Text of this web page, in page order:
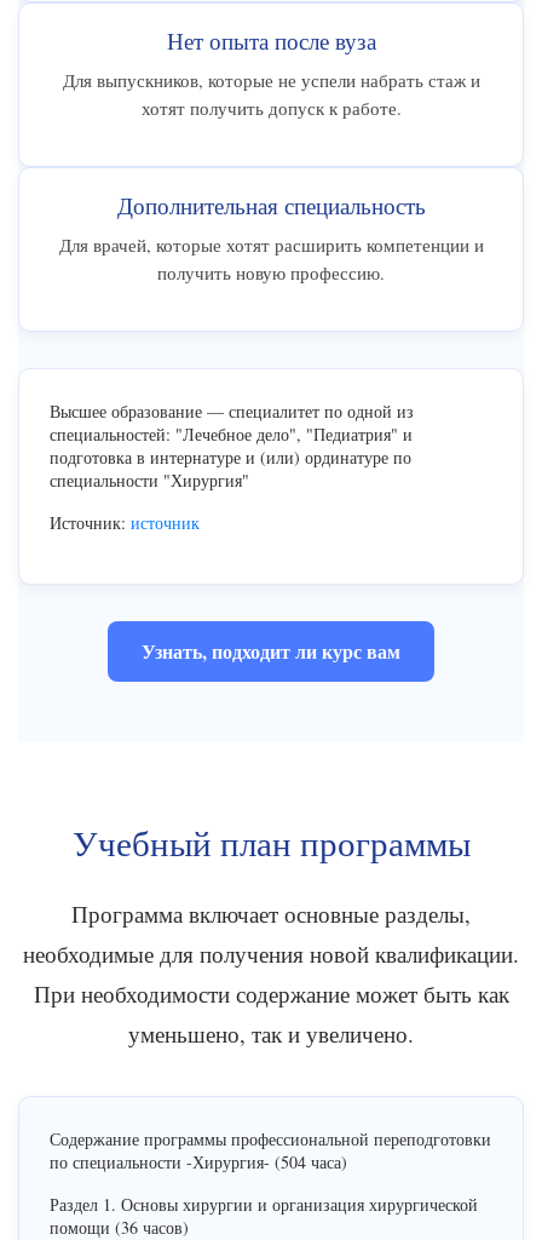
Нет опыта после вуза
Для выпускников, которые не успели набрать стаж и
хотят получить допуск к работе.
Дополнительная специальность
Для врачей, которые хотят расширить компетенции и
получить новую профессию.
Высшее образование — специалитет по одной из
специальностей: "Лечебное дело", "Педиатрия" и
подготовка в интернатуре и (или) ординатуре по
специальности "Хирургия"
Источник: источник
Узнать, подходит ли курс вам
Учебный план программы
Программа включает основные разделы,
необходимые для получения новой квалификации.
При необходимости содержание может быть как
уменьшено, так и увеличено.
Содержание программы профессиональной переподготовки
по специальности -Хирургия- (504 часа)
Раздел 1. Основы хирургии и организация хирургической
помощи (36 часов)